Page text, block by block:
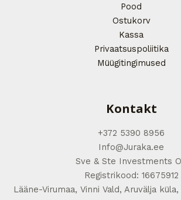
Pood
Ostukorv
Kassa
Privaatsuspoliitika
Müügitingimused
Kontakt
+372 5390 8956
Info@Juraka.ee
Sve & Ste Investments
Registrikood: 16675912
Lääne-Virumaa, Vinni Vald, Aruvälja